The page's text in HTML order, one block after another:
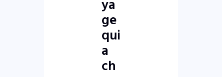
ya
ge
qui
a
ch